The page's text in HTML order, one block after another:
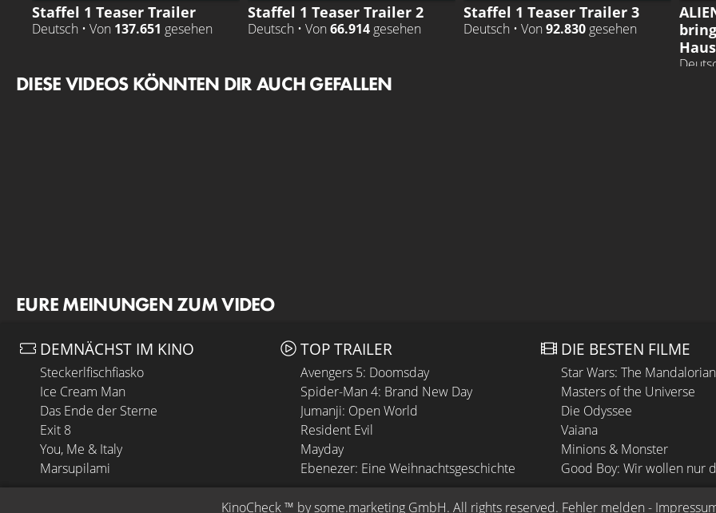
Staffel 1 Teaser Trailer
Deutsch • Von 137.651 gesehen
Staffel 1 Teaser Trailer 2
Deutsch • Von 66.914 gesehen
Staffel 1 Teaser Trailer 3
Deutsch • Von 92.830 gesehen
DIESE VIDEOS KÖNNTEN DIR AUCH GEFALLEN
EURE MEINUNGEN ZUM VIDEO
DEMNÄCHST IM KINO
Steckerlfischfiasko
Ice Cream Man
Das Ende der Sterne
Exit 8
You, Me & Italy
Marsupilami
TOP TRAILER
Avengers 5: Doomsday
Spider-Man 4: Brand New Day
Jumanji: Open World
Resident Evil
Mayday
Ebenezer: Eine Weihnachtsgeschichte
DIE BESTEN FILME
Star Wars: The
Masters of the Universe
Die Odyssee
Vaiana
Minions & Monster
Good Boy: Wir wollen nur
KinoCheck ™ by some.marketing GmbH. All rights reserved. Fehler melden -